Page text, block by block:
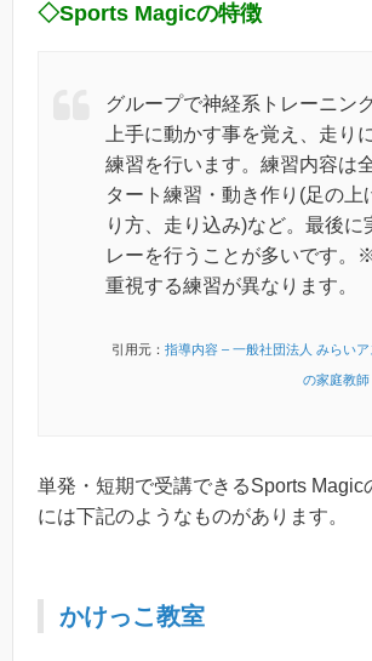
◇Sports Magicの特徴
グループで神経系トレーニン
上手に動かす事を覚え、走り
練習を行います。練習内容は
タート練習・動き作り(足の上
り方、走り込み)など。最後に
レーを行うことが多いです。
重視する練習が異なります。
引用元： 指導内容 – 一般社団法人 みらい
の家庭教師
単発・短期で受講できるSports Magic
には下記のようなものがあります。
かけっこ教室